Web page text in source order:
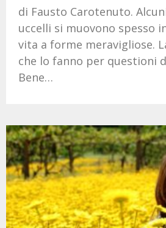
di Fausto Carotenuto.
uccelli si muovono spesso
vita a forme meravigliose.
che lo fanno per questioni
Bene…